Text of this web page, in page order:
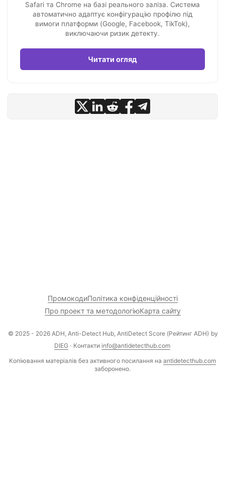
Safari та Chrome на базі реального заліза. Система
автоматично адаптує конфігурацію профілю під
вимоги платформи (Google, Facebook, TikTok),
виключаючи ризик детекту.
Читати огляд
ПромокодиПолітика конфіденційності
Про проект та методологіюКарта сайту
© 2025 - 2026 ADH, Anti-Detect Hub, AntiDetect Score (Рейтинг ADH) by
DIEG · Контакти info@antidetecthub.com
Копіювання матеріалів без активного посилання на antidetecthub.com
заборонено.